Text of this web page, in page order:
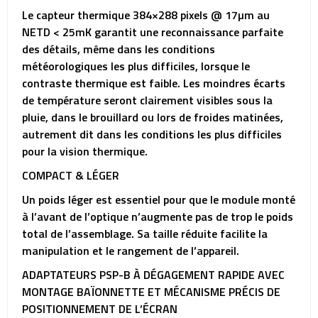
Le capteur thermique 384×288 pixels @ 17µm au
NETD < 25mK garantit une reconnaissance parfaite
des détails, même dans les conditions
météorologiques les plus difficiles, lorsque le
contraste thermique est faible. Les moindres écarts
de température seront clairement visibles sous la
pluie, dans le brouillard ou lors de froides matinées,
autrement dit dans les conditions les plus difficiles
pour la vision thermique.
COMPACT & LÉGER
Un poids léger est essentiel pour que le module monté
à l’avant de l’optique n’augmente pas de trop le poids
total de l’assemblage. Sa taille réduite facilite la
manipulation et le rangement de l’appareil.
ADAPTATEURS PSP-B À DÉGAGEMENT RAPIDE AVEC
MONTAGE BAÏONNETTE ET MÉCANISME PRÉCIS DE
POSITIONNEMENT DE L’ÉCRAN